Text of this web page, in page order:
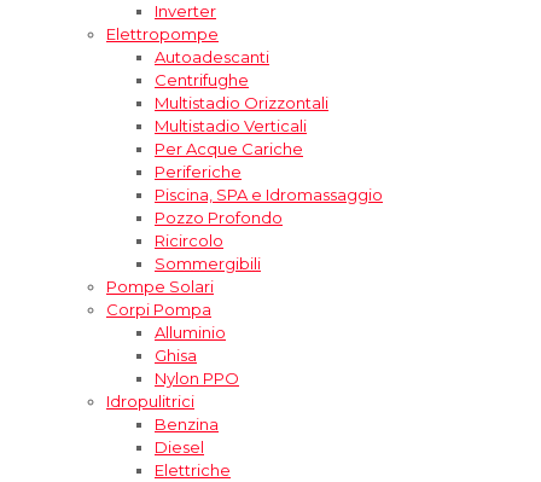
Inverter
Elettropompe
Autoadescanti
Centrifughe
Multistadio Orizzontali
Multistadio Verticali
Per Acque Cariche
Periferiche
Piscina, SPA e Idromassaggio
Pozzo Profondo
Ricircolo
Sommergibili
Pompe Solari
Corpi Pompa
Alluminio
Ghisa
Nylon PPO
Idropulitrici
Benzina
Diesel
Elettriche